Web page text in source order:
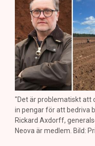
"Det är problematiskt att
in pengar för att bedriva
Rickard Axdorff,
Neova är medlem. Bild: